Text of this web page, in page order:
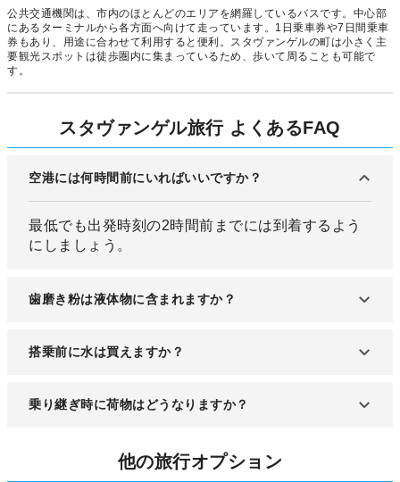
公共交通機関は、市内のほとんどのエリアを網羅しているバスです。中心部
にあるターミナルから各方面へ向けて走っています。1日乗車券や7日間乗車
券もあり、用途に合わせて利用すると便利。スタヴァンゲルの町は小さく主
要観光スポットは徒歩圏内に集まっているため、歩いて周ることも可能で
す。
スタヴァンゲル旅行 よくあるFAQ
空港には何時間前にいればいいですか？
最低でも出発時刻の2時間前までには到着するよう
にしましょう。
歯磨き粉は液体物に含まれますか？
含まれます。
搭乗前に水は買えますか？
出国審査後の搭乗待合場所に売店がある場合のみ購
場合がありますので注意しましょう。
乗り継ぎ時に荷物はどうなりますか？
乗り継ぎ時に荷物に関する手続きはありません。到
着空港で受け取りいただけます。
他の旅行オプション